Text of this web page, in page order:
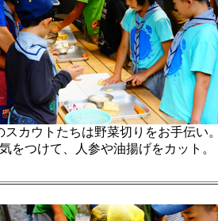
スカウトたちは野菜切りをお手伝い
をつけて、人参や油揚げをカット。